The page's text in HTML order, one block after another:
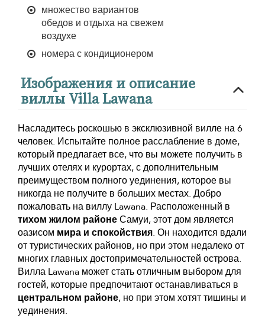
множество вариантов
обедов и отдыха на свежем
воздухе
номера с кондиционером
Изображения и описание
виллы Villa Lawana
Насладитесь роскошью в эксклюзивной вилле на 6
человек. Испытайте полное расслабление в доме,
который предлагает все, что вы можете получить в
лучших отелях и курортах, с дополнительным
преимуществом полного уединения, которое вы
никогда не получите в больших местах. Добро
пожаловать на виллу Lawana. Расположенный в
тихом жилом районеСамуи, этот дом является
оазисом мира и спокойствия. Он находится вдали
от туристических районов, но при этом недалеко от
многих главных достопримечательностей острова.
Вилла Lawana может стать отличным выбором для
гостей, которые предпочитают останавливаться в
центральном районе, но при этом хотят тишины и
уединения.